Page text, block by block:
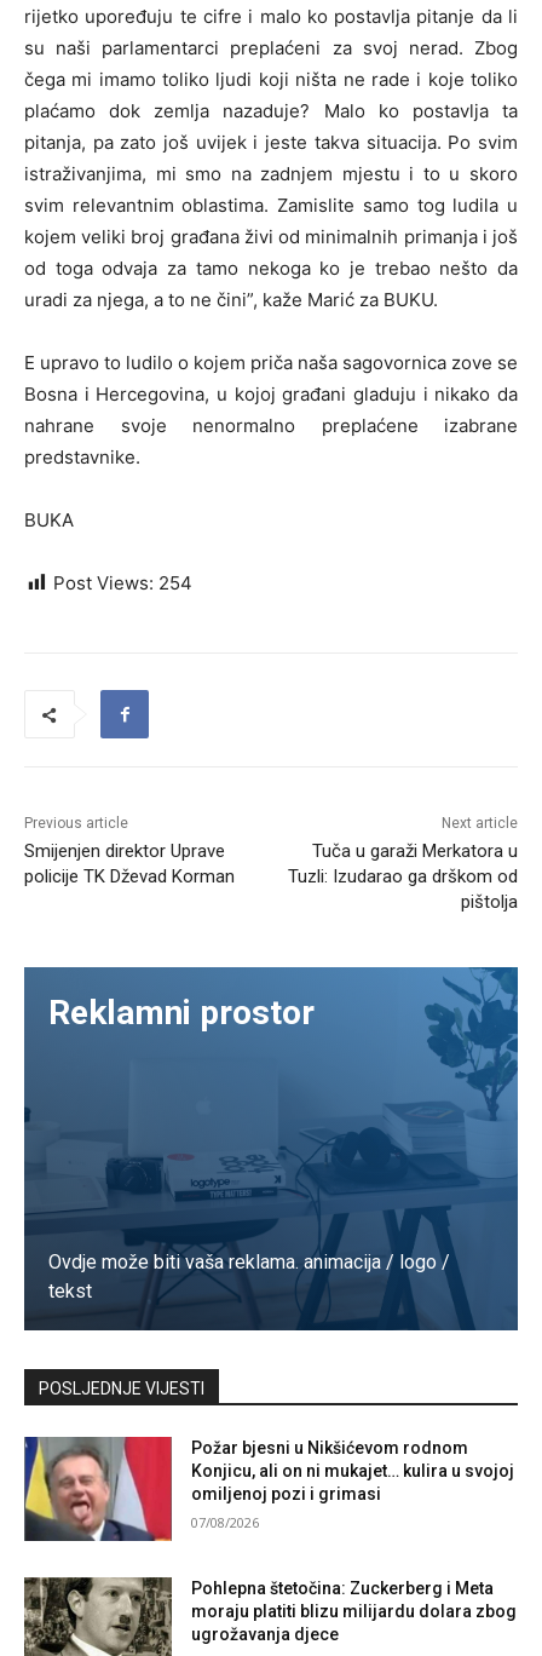
rijetko upoređuju te cifre i malo ko postavlja pitanje da li
su naši parlamentarci preplaćeni za svoj nerad. Zbog
čega mi imamo toliko ljudi koji ništa ne rade i koje toliko
plaćamo dok zemlja nazaduje? Malo ko postavlja ta
pitanja, pa zato još uvijek i jeste takva situacija. Po svim
istraživanjima, mi smo na zadnjem mjestu i to u skoro
svim relevantnim oblastima. Zamislite samo tog ludila u
kojem veliki broj građana živi od minimalnih primanja i još
od toga odvaja za tamo nekoga ko je trebao nešto da
uradi za njega, a to ne čini”, kaže Marić za BUKU.
E upravo to ludilo o kojem priča naša sagovornica zove se
Bosna i Hercegovina, u kojoj građani gladuju i nikako da
nahrane svoje nenormalno preplaćene izabrane
predstavnike.
BUKA
Post Views: 254
Previous article
Smijenjen direktor Uprave
policije TK Dževad Korman
Next article
Tuča u garaži Merkatora u
Tuzli: Izudarao ga drškom od
pištolja
Reklamni prostor
Ovdje može biti vaša reklama. animacija / logo /
tekst
Kontaktirajte nas
POSLJEDNJE VIJESTI
Požar bjesni u Nikšićevom rodnom
Konjicu, ali on ni mukajet… kulira u svojoj
omiljenoj pozi i grimasi
07/08/2026
Pohlepna štetočina: Zuckerberg i Meta
moraju platiti blizu milijardu dolara zbog
ugrožavanja djece